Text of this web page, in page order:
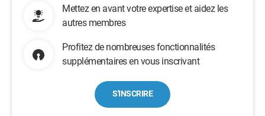
Mettez en avant votre expertise et aidez les
autres membres
Profitez de nombreuses fonctionnalités
supplémentaires en vous inscrivant
S'INSCRIRE